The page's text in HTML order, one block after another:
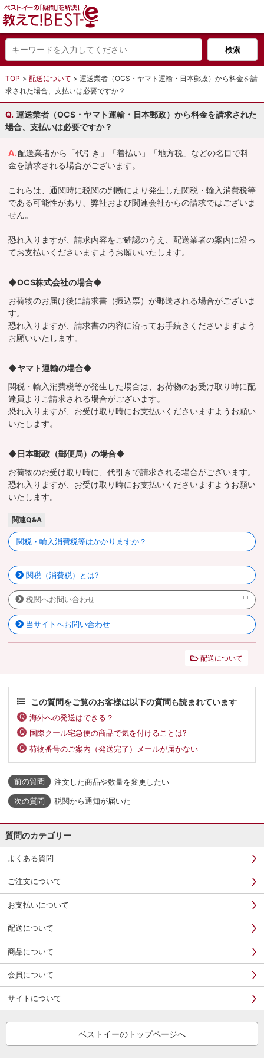
TOP 配送について
運送業者（OCS・ヤマト運輸・日本郵政）から料金を請
求された場合、支払いは必要ですか？
運送業者（OCS・ヤマト運輸・日本郵政）から料金を請求された
場合、支払いは必要ですか？
配送業者から「代引き」「着払い」「地方税」などの名目で料
金を請求される場合がございます。
これらは、通関時に税関の判断により発生した関税・輸入消費税等
である可能性があり、弊社および関連会社からの請求ではございま
せん。
恐れ入りますが、請求内容をご確認のうえ、配送業者の案内に沿っ
てお支払いくださいますようお願いいたします。
◆OCS株式会社の場合◆
お荷物のお届け後に請求書（振込票）が郵送される場合がございま
す。
恐れ入りますが、請求書の内容に沿ってお手続きくださいますよう
お願いいたします。
◆ヤマト運輸の場合◆
関税・輸入消費税等が発生した場合は、お荷物のお受け取り時に配
達員よりご請求される場合がございます。
恐れ入りますが、お受け取り時にお支払いくださいますようお願い
いたします。
◆日本郵政（郵便局）の場合◆
お荷物のお受け取り時に、代引きで請求される場合がございます。
恐れ入りますが、お受け取り時にお支払いくださいますようお願い
いたします。
関連Q&A
関税・輸入消費税等はかかりますか？
関税（消費税）とは?
税関へお問い合わせ
当サイトへお問い合わせ
配送について
この質問をご覧のお客様は以下の質問も読まれています
海外への発送はできる？
国際クール宅急便の商品で気を付けることは?
荷物番号のご案内（発送完了）メールが届かない
注文した商品や数量を変更したい
税関から通知が届いた
質問のカテゴリー
よくある質問
ご注文について
お支払いについて
配送について
商品について
会員について
サイトについて
ベストイーのトップページへ